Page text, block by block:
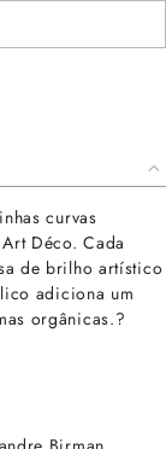
curvas
Déco. Cada
de brilho artístico
adiciona um
orgânicas.?